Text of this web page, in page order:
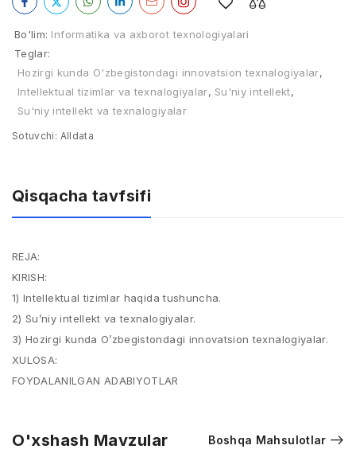
Bo'lim: Informatika va axborot texnologiyalari
Teglar:
Hozirgi kunda O'zbegistondagi innovatsion texnalogiyalar,
Intellektual tizimlar va texnalogiyalar, Su'niy intellekt,
Su'niy intellekt va texnalogiyalar
Sotuvchi: Alldata
Qisqacha tavfsifi
REJA:
KIRISH:
1) Intellektual tizimlar haqida tushuncha.
2) Su’niy intellekt va texnalogiyalar.
3) Hozirgi kunda O’zbegistondagi innovatsion texnalogiyalar.
XULOSA:
FOYDALANILGAN ADABIYOTLAR
O'xshash Mavzular Boshqa Mahsulotlar